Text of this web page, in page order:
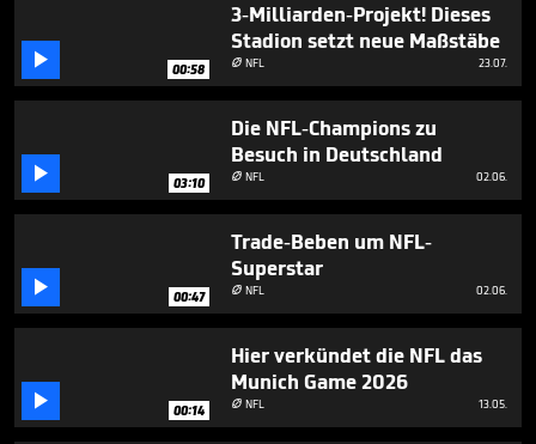
 00:58
3-Milliarden-Projekt! Dieses
Stadion setzt neue Maßstäbe
 NFL 23.07.
 03:10
Die NFL-Champions zu
Besuch in Deutschland
 NFL 02.06.
 00:47
Trade-Beben um NFL-
Superstar
 NFL 02.06.
 00:14
Hier verkündet die NFL das
Munich Game 2026
 NFL 13.05.